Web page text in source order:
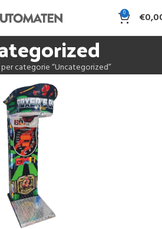
0 €
categorie “Uncategorized”